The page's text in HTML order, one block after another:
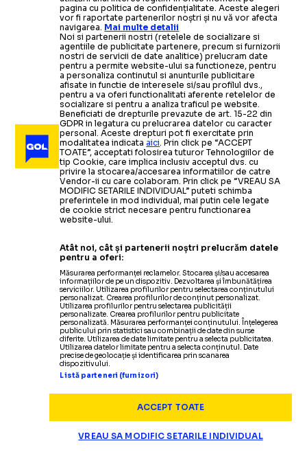
pagina cu politica de confidențialitate. Aceste alegeri
vor fi raportate partenerilor noștri și nu vă vor afecta
navigarea. Mai multe detalii
Noi si partenerii nostri (retelele de socializare si
agentiile de publicitate partenere, precum si furnizorii
nostri de servicii de date analitice) prelucram date
pentru a permite website-ului sa functioneze, pentru
a personaliza continutul si anunturile publicitare
afisate in functie de interesele si/sau profilul dvs.,
pentru a va oferi functionalitati aferente retelelor de
socializare si pentru a analiza traficul pe website.
Beneficiati de drepturile prevazute de art. 15-22 din
GDPR in legatura cu prelucrarea datelor cu caracter
personal. Aceste drepturi pot fi exercitate prin
modalitatea indicataaici. Prin click pe “ACCEPT
TOATE”, acceptati folosirea tuturor Tehnologiilor de
tip Cookie, care implica inclusiv acceptul dvs. cu
privire la stocarea/accesarea informatiilor de catre
Vendor-ii cu care colaboram. Prin click pe “VREAU SA
MODIFIC SETARILE INDIVIDUAL” puteti schimba
preferintele in mod individual, mai putin cele legate
de cookie strict necesare pentru functionarea
website-ului.
Atât noi, cât și partenerii noștri prelucrăm datele
pentru a oferi:
Măsurarea performanței reclamelor. Stocarea și/sau accesarea
informațiilor de pe un dispozitiv. Dezvoltarea și îmbunătățirea
serviciilor. Utilizarea profilurilor pentru selectarea conținutului
personalizat. Crearea profilurilor de conținut personalizat.
Utilizarea profilurilor pentru selectarea publicității
personalizate. Crearea profilurilor pentru publicitate
personalizată. Măsurarea performanței conținutului. Înțelegerea
publicului prin statistici sau combinații de date din surse
diferite. Utilizarea de date limitate pentru a selecta publicitatea.
Utilizarea datelor limitate pentru a selecta conținutul. Date
precise de geolocație și identificarea prin scanarea
dispozitivului.
Listă parteneri (furnizori)
ACCEPT TOATE
VREAU SA MODIFIC SETARILE INDIVIDUAL